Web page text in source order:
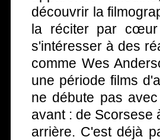
découvrir la
la réciter par
s'intéresser à des
comme Wes
une période films
ne débute pas avec
avant : de Scorsese
arrière. C'est déjà